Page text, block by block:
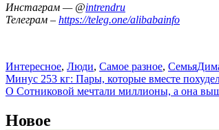
Инстаграм — @intrendru
Телеграм – https://teleg.one/alibabainfo
Интересное, Люди, Самое разное, Семья
Навигация
по
записям
Минус 253 кг: Пары, которые вместе
О Сотниковой мечтали миллионы, а она
Новое